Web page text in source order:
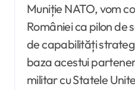
Muniție NATO, vom
României ca pilon de
de capabilități
baza acestui
militar cu Statele